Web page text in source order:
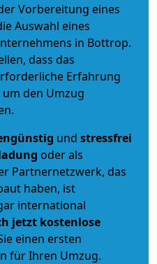
Vorbereitung eines
Auswahl eines
in Bottrop.
dass das
Erfahrung
den Umzug
und stressfrei
oder als
Partnernetzwerk, das
haben, ist
international
jetzt kostenlose
einen ersten
für Ihren Umzug.